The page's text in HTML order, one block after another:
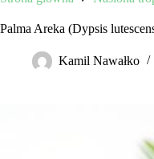
Palma Areka (Dypsis
Kamil Nawałko